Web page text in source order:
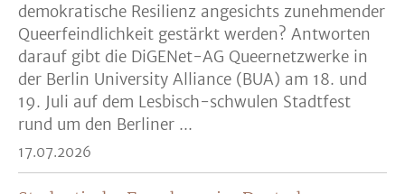
demokratische Resilienz angesichts zunehmender
Queerfeindlichkeit gestärkt werden? Antworten
darauf gibt die DiGENet-AG Queernetzwerke in
der Berlin University Alliance (BUA) am 18. und
19. Juli auf dem Lesbisch-schwulen Stadtfest
rund um den Berliner ...
17.07.2026